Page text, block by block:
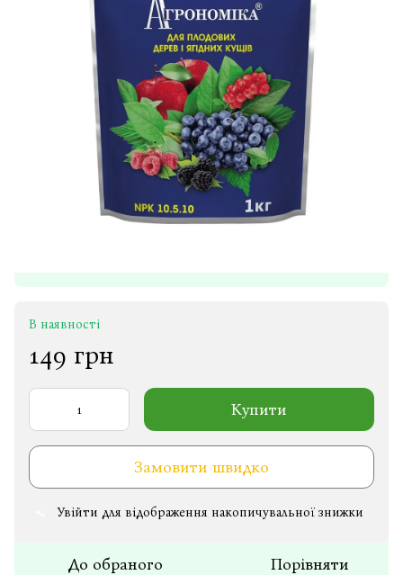
В наявності
149 грн
Купити
Замовити швидко
Увійти для відображення накопичувальної знижки
До обраного Порівняти